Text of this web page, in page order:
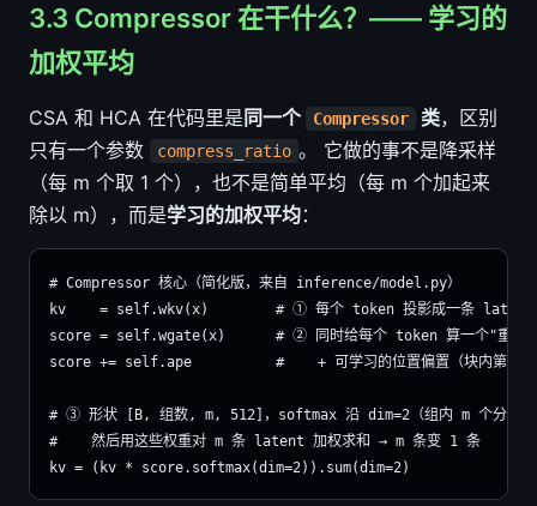
3.3 Compressor 在干什么？—— 学习的
加权平均
CSA 和 HCA 在代码里是同一个 Compressor 类，区别
只有一个参数
compress_ratio 。 它做的事不是降采样
（每 m 个取 1 个），也不是简单平均（每 m 个加起来
除以 m），而是学习的加权平均：
# Compressor 核心（简化版，来自 inference/model.py）
kv    = self.wkv(x)        # ① 每个 token 投影成一条 latent
score = self.wgate(x)      # ② 同时给每个 token 算一个"重要
score += self.ape          #    + 可学习的位置偏置（块内第几位
# ③ 形状 [B, 组数, m, 512]，softmax 沿 dim=2（组内 m 个分数归
#    然后用这些权重对 m 条 latent 加权求和 → m 条变 1 条